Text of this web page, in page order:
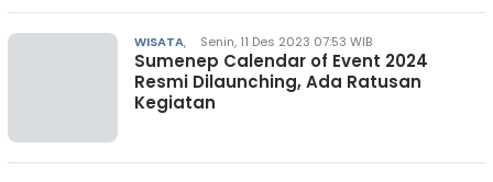
WISATA, Senin, 11 Des 2023 07:53 WIB
Sumenep Calendar of Event 2024
Resmi Dilaunching, Ada Ratusan
Kegiatan